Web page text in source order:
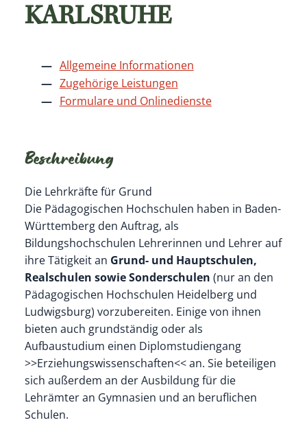
KARLSRUHE
Allgemeine Informationen
Zugehörige Leistungen
Formulare und Onlinedienste
Beschreibung
Die Lehrkräfte für Grund
Die Pädagogischen Hochschulen haben in Baden-
Württemberg den Auftrag, als
Bildungshochschulen Lehrerinnen und Lehrer auf
ihre Tätigkeit an Grund- und Hauptschulen,
Realschulen sowie Sonderschulen (nur an den
Pädagogischen Hochschulen Heidelberg und
Ludwigsburg) vorzubereiten. Einige von ihnen
bieten auch grundständig oder als
Aufbaustudium einen Diplomstudiengang
>>Erziehungswissenschaften<< an. Sie beteiligen
sich außerdem an der Ausbildung für die
Lehrämter an Gymnasien und an beruflichen
Schulen.